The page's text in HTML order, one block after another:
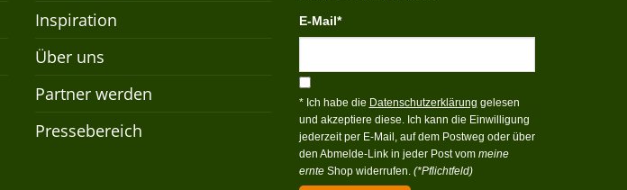
Inspiration
Über uns
Partner werden
Pressebereich
E-Mail*
* Ich habe die Datenschutzerklärung gelesen
und akzeptiere diese. Ich kann die Einwilligung
jederzeit per E-Mail, auf dem Postweg oder über
den Abmelde-Link in jeder Post vom meine
ernteShop widerrufen. (*Pflichtfeld)